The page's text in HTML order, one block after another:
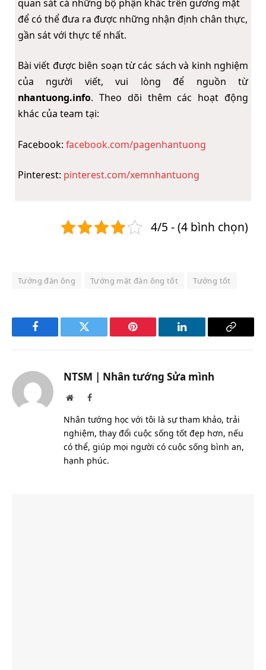
quan sát cả những bộ phận khác trên gương mặt
để có thể đưa ra được những nhận định chân thực,
gần sát với thực tế nhất.
Bài viết được biên soạn từ các sách và kinh nghiệm
của người viết, vui lòng để nguồn từ
nhantuong.info. Theo dõi thêm các hoạt động
khác của team tại:
Facebook: facebook.com/pagenhantuong
Pinterest: pinterest.com/xemnhantuong
4/5 - (4 bình chọn)
Tướng đàn ông Tướng mặt đàn ông tốt Tướng tốt
Facebook Twitter Pinterest LinkedIn
Copy
NTSM | Nhân tướng Sửa mình
WebsiteFacebook
Nhân tướng học với tôi là sự tham khảo, trải
nghiệm, thay đổi cuộc sống tốt đẹp hơn, nếu
có thể, giúp mọi người có cuộc sống bình an,
hạnh phúc.